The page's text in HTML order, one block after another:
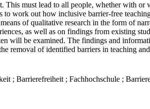
This must lead to all people, whether with or
to work out how inclusive barrier-free
of qualitative research in the form of
as well as on findings from existing
will be examined. The findings and
removal of identified barriers in teaching
; Barrierefreiheit ; Fachhochschule ;